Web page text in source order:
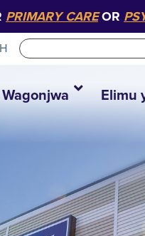
PRIMARY CAREOR
Elimu